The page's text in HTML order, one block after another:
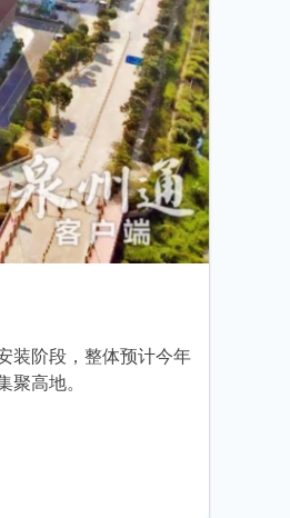
装阶段，整体预计今年
聚高地。